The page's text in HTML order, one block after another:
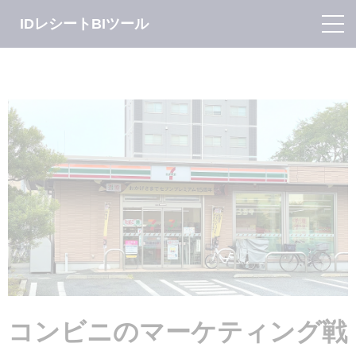
IDレシートBIツール
コンビニのマーケティング戦